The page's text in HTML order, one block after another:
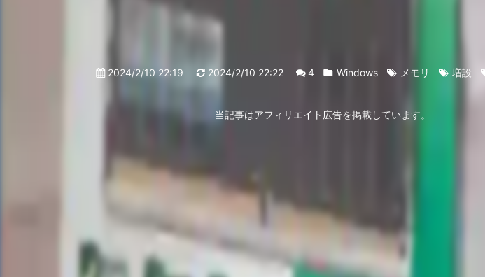
2024/2/10 22:19 2024/2/10 22:22 4 Windows メモリ 増設
当記事はアフィリエイト広告を掲載しています。